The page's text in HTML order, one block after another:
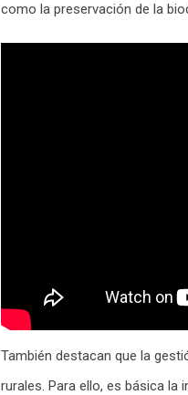
como la preservación de la
También destacan que la
rurales. Para ello, es básica la